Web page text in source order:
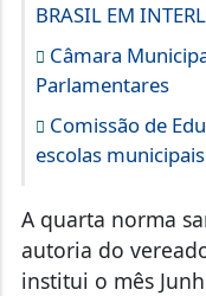
BRASIL EM
Câmara
Parlamentares
Comissão de
escolas municipais
A quarta norma
autoria do
institui o mês